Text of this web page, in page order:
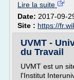
Lire la suite
Date: 2017-09-
Site : https://
UVMT -
du Travail
UVMT est un
l'Institut